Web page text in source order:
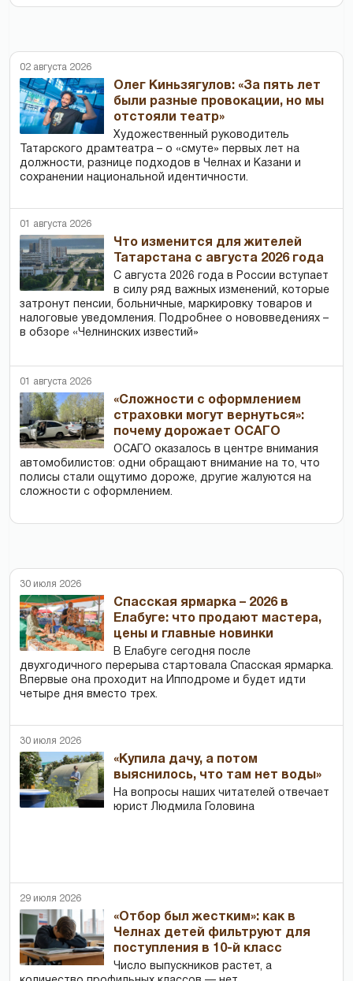
02 августа 2026
Олег Киньзягулов: «За пять лет
были разные провокации, но мы
отстояли театр»
Художественный руководитель
Татарского драмтеатра – о «смуте» первых лет на
должности, разнице подходов в Челнах и Казани и
сохранении национальной идентичности.
01 августа 2026
Что изменится для жителей
Татарстана с августа 2026 года
С августа 2026 года в России вступает
в силу ряд важных изменений, которые
затронут пенсии, больничные, маркировку товаров и
налоговые уведомления. Подробнее о нововведениях –
в обзоре «Челнинских известий»
01 августа 2026
«Сложности с оформлением
страховки могут вернуться»:
почему дорожает ОСАГО
ОСАГО оказалось в центре внимания
автомобилистов: одни обращают внимание на то, что
полисы стали ощутимо дороже, другие жалуются на
сложности с оформлением.
30 июля 2026
Спасская ярмарка – 2026 в
Елабуге: что продают мастера,
цены и главные новинки
В Елабуге сегодня после
двухгодичного перерыва стартовала Спасская ярмарка.
Впервые она проходит на Ипподроме и будет идти
четыре дня вместо трех.
30 июля 2026
«Купила дачу, а потом
выяснилось, что там нет воды»
На вопросы наших читателей отвечает
юрист Людмила Головина
29 июля 2026
«Отбор был жестким»: как в
Челнах детей фильтруют для
поступления в 10-й класс
Число выпускников растет, а